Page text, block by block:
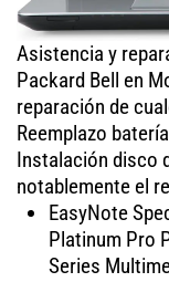
Asistencia y
Packard Bell en
reparación de
Reemplazo
Instalación disco
notablemente el
EasyNote
Platinum Pro
Series